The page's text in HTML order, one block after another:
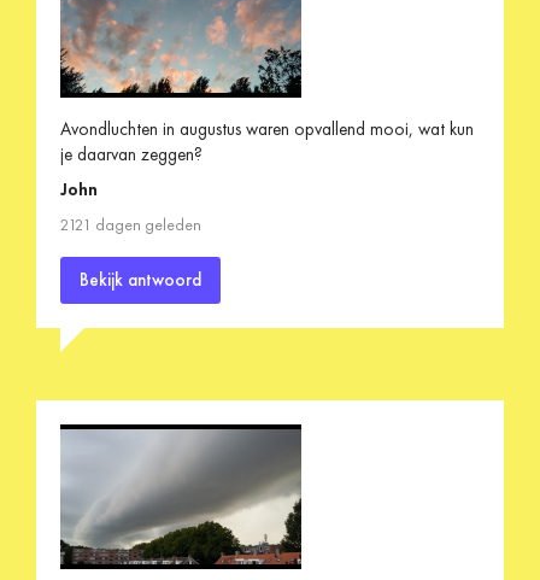
Avondluchten in augustus waren opvallend mooi, wat kun
je daarvan zeggen?
John
2121 dagen geleden
Bekijk antwoord